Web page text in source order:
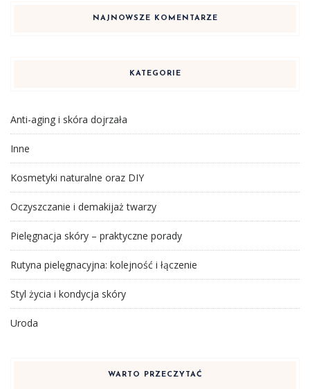
NAJNOWSZE KOMENTARZE
KATEGORIE
Anti-aging i skóra dojrzała
Inne
Kosmetyki naturalne oraz DIY
Oczyszczanie i demakijaż twarzy
Pielęgnacja skóry – praktyczne porady
Rutyna pielęgnacyjna: kolejność i łączenie
Styl życia i kondycja skóry
Uroda
WARTO PRZECZYTAĆ